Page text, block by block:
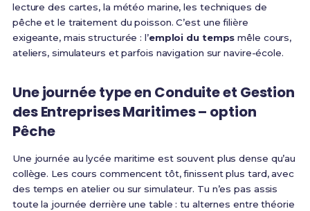
lecture des cartes, la météo marine, les techniques de
pêche et le traitement du poisson. C’est une filière
exigeante, mais structurée : l’emploi du temps mêle cours,
ateliers, simulateurs et parfois navigation sur navire-école.
Une journée type en Conduite et Gestion
des Entreprises Maritimes – option
Pêche
Une journée au lycée maritime est souvent plus dense qu’au
collège. Les cours commencent tôt, finissent plus tard, avec
des temps en atelier ou sur simulateur. Tu n’es pas assis
toute la journée derrière une table : tu alternes entre théorie